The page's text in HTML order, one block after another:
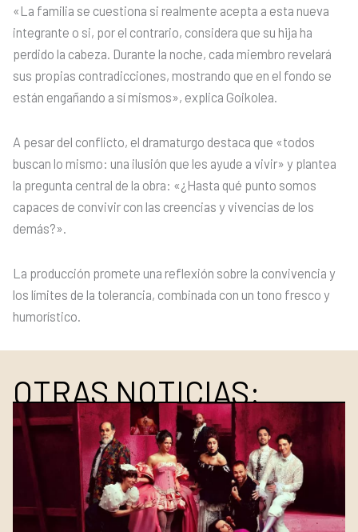
«La familia se cuestiona si realmente acepta a esta nueva
integrante o si, por el contrario, considera que su hija ha
perdido la cabeza. Durante la noche, cada miembro revelará
sus propias contradicciones, mostrando que en el fondo se
están engañando a sí mismos», explica Goikolea.
A pesar del conflicto, el dramaturgo destaca que «todos
buscan lo mismo: una ilusión que les ayude a vivir» y plantea
la pregunta central de la obra: «¿Hasta qué punto somos
capaces de convivir con las creencias y vivencias de los
demás?».
La producción promete una reflexión sobre la convivencia y
los límites de la tolerancia, combinada con un tono fresco y
humorístico.
OTRAS NOTICIAS: